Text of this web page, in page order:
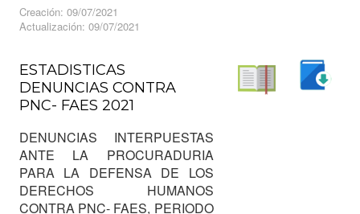
Creación: 09/07/2021
Actualización: 09/07/2021
ESTADISTICAS
DENUNCIAS CONTRA
PNC- FAES 2021
DENUNCIAS INTERPUESTAS
ANTE LA PROCURADURIA
PARA LA DEFENSA DE LOS
DERECHOS HUMANOS
CONTRA PNC- FAES, PERIODO